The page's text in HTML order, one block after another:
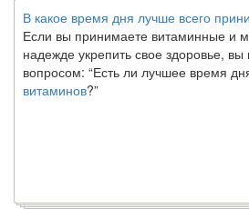
В какое время дня лучше всего
Если вы принимаете витаминные и
надежде укрепить свое здоровье, вы
вопросом: “Есть ли лучшее время
витаминов ?”